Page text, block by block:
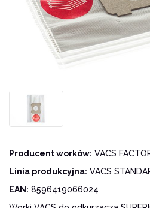
Producent worków: VACS
Linia produkcyjna: VACS
EAN: 8596419066024